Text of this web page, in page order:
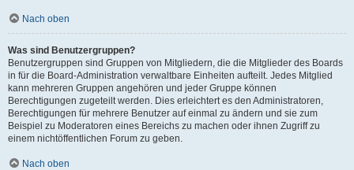
Nach oben
Was sind Benutzergruppen?
Benutzergruppen sind Gruppen von Mitgliedern, die die Mitglieder des Boards
in für die Board-Administration verwaltbare Einheiten aufteilt. Jedes Mitglied
kann mehreren Gruppen angehören und jeder Gruppe können
Berechtigungen zugeteilt werden. Dies erleichtert es den Administratoren,
Berechtigungen für mehrere Benutzer auf einmal zu ändern und sie zum
Beispiel zu Moderatoren eines Bereichs zu machen oder ihnen Zugriff zu
einem nichtöffentlichen Forum zu geben.
Nach oben